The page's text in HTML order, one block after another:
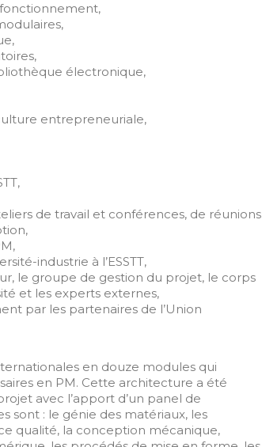
électronique,
entrepreneuriale,
de travail et conférences, de réunions
industrie à l’ESSTT,
le groupe de gestion du projet, le corps
et les experts externes,
par les partenaires de l’Union
en douze modules qui
en PM. Cette architecture a été
avec l’apport d’un panel de
sont : le génie des matériaux, les
qualité, la conception mécanique,